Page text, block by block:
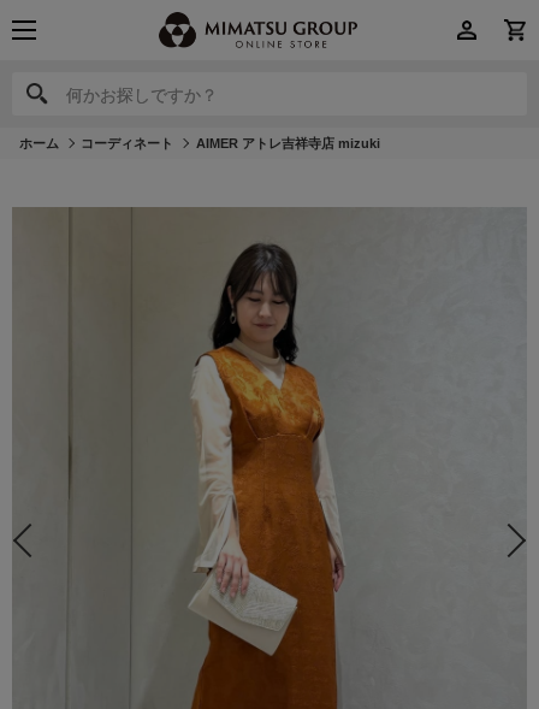
何かお探しですか？
何かお探しですか？
ホーム コーディネート AIMER アトレ吉祥寺店 mizuki